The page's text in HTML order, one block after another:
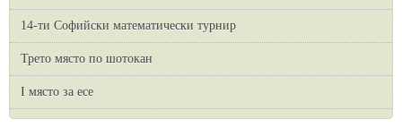
14-ти Софийски математически турнир
Трето място по шотокан
I място за есе